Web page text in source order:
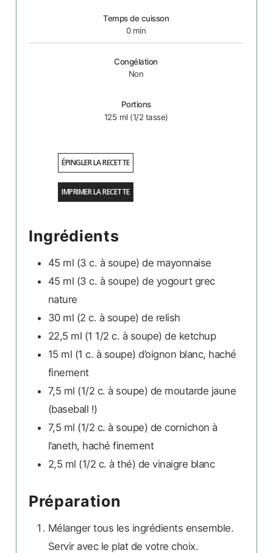
Temps de cuisson
0 min
Congélation
Non
Portions
125 ml (1/2 tasse)
ÉPINGLER LA RECETTE
IMPRIMER LA RECETTE
Ingrédients
45 ml (3 c. à soupe) de mayonnaise
45 ml (3 c. à soupe) de yogourt grec
nature
30 ml (2 c. à soupe) de relish
22,5 ml (1 1/2 c. à soupe) de ketchup
15 ml (1 c. à soupe) d’oignon blanc, haché
finement
7,5 ml (1/2 c. à soupe) de moutarde jaune
(baseball !)
7,5 ml (1/2 c. à soupe) de cornichon à
l’aneth, haché finement
2,5 ml (1/2 c. à thé) de vinaigre blanc
Préparation
Mélanger tous les ingrédients ensemble.
Servir avec le plat de votre choix.